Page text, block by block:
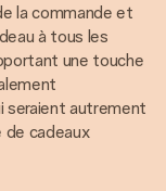
la commande et
à tous les
une touche
autrement
de cadeaux